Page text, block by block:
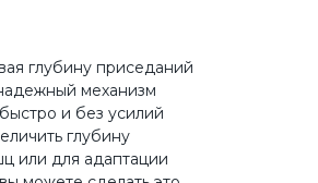
глубину приседаний
механизм
и без усилий
глубину
или для адаптации